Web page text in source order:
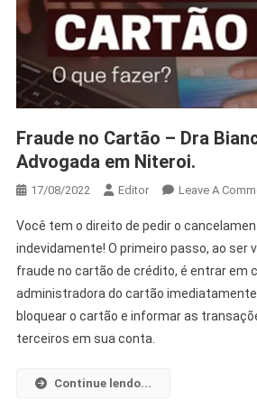
Fraude no Cartão – Dra
Advogada em Niteroi.
17/08/2022 Editor Leave A
Você tem o direito de pedir o
indevidamente! O primeiro passo, ao ser
fraude no cartão de crédito, é entrar em
administradora do cartão
bloquear o cartão e informar as
terceiros em sua conta.
Continue lendo...